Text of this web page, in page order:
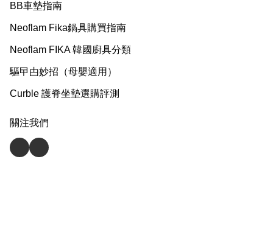
BB車墊指南
Neoflam Fika鍋具購買指南
Neoflam FIKA 韓國廚具分類
驅曱甴妙招（母嬰適用）
Curble 護脊坐墊選購評測
關注我們